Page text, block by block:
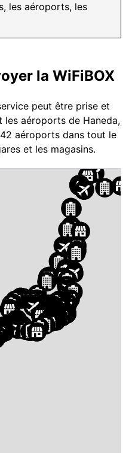
les aéroports, les
la WiFiBOX
peut être prise et
les aéroports de Haneda,
aéroports dans tout le
et les magasins.